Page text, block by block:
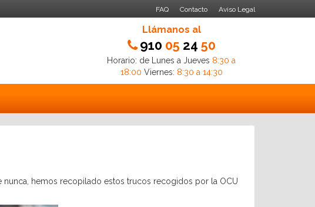
FAQ Contacto Aviso Legal
Llámanos al
910 05 24 50
Horario: de Lunes a Jueves 8:30 a
18:00 Viernes: 8:30 a 14:30
hemos recopilado estos trucos recogidos por la OCU